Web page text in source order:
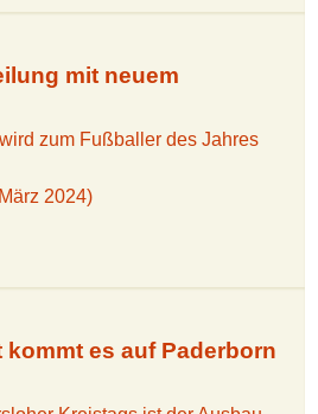
mit neuem
zum Fußballer des Jahres
2024)
kommt es auf Paderborn